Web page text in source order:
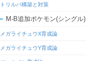
トリルパ構築と対策
M-B追加ポケモン(シングル)
メガライチュウX育成論
メガライチュウY育成論